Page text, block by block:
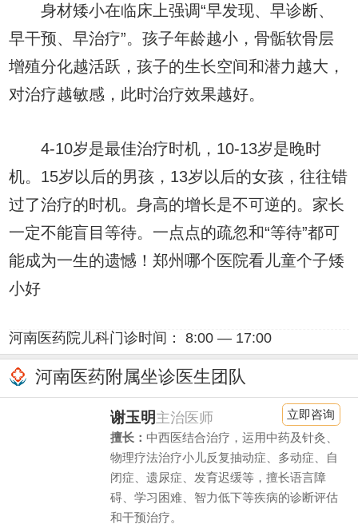
身材矮小在临床上强调“早发现、早诊断、
早干预、早治疗”。孩子年龄越小，骨骺软骨层
增殖分化越活跃，孩子的生长空间和潜力越大，
对治疗越敏感，此时治疗效果越好。
4-10岁是最佳治疗时机，10-13岁是晚时
机。15岁以后的男孩，13岁以后的女孩，往往错
过了治疗的时机。身高的增长是不可逆的。家长
一定不能盲目等待。一点点的疏忽和“等待”都可
能成为一生的遗憾！郑州哪个医院看儿童个子矮
小好
河南医药院儿科门诊时间： 8:00 — 17:00
河南医药附属坐诊医生团队
谢玉明 主治医师
擅长： 中西医结合治疗，运用中药及针灸、
物理疗法治疗小儿反复抽动症、多动症、自
闭症、遗尿症、发育迟缓等，擅长语言障
碍、学习困难、智力低下等疾病的诊断评估
和干预治疗。
立即咨询